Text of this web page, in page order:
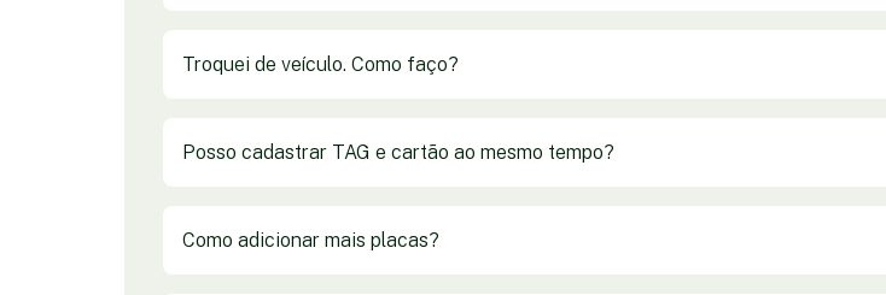
Troquei de veículo. Como faço?
Posso cadastrar TAG e cartão ao mesmo tempo?
Como adicionar mais placas?